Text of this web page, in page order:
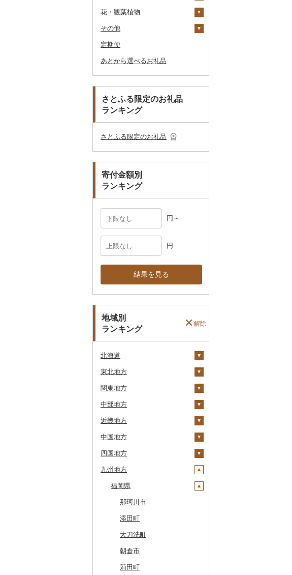
キムチ
その他漬物
肉
魚
ジャム
その他缶詰・瓶詰
乾物
燻製（スモーク）
おせち
その他加工品
オリーブオイル
ごま油
ドレッシング
その他調味料
ケチャップ
こしょう
その他調味料
時計
その他家電
券
GDOふるさとゴルフ
プレークーポン
その他のゴルフプレー
花火大会チケット
カタログギフト
その他家具・インテリ
毛布
タオルケット
その他タオル
ボールペン
ノート・ファイル
その他文房具
食器
グラス・カップ
箸
スプーン・フォーク・
ナイフ
皿・椀
その他食器
キッチン用品
フライパン
鍋
まな板
土鍋
日用品
洗剤
トイレットペーパー
ティッシュ
その他日用品
楽器・器材
本・CD・DVD
おもちゃ・ぬいぐるみ
ご当地キャラクター
ペット用品
その他雑貨
ゴルフウェア
その他ゴルフ
アウトドア・キャンプ
その他スポーツ
その他スポーツ
洗顔
その他スキンケア
石鹸・ボディーソープ
入浴剤
アロマ
プロテイン
その他美容
トートバッグ・ショル
ツケース
その他鞄・バッグ
洋服
女性・レディース
子供・ベビー
その他洋服
和服
靴・履物
靴・シューズ
スリッパ・下駄・草履
その他靴・履物
アクセサリー
ペンダント・ネックレ
ス
ピアス・イヤリング
その他アクセサリー
その他服飾小物
ショール・ストール
マフラー・手袋
織物
本場奄美大島紬
陶器・漆器
唐津焼
備前焼
美濃焼
村上木彫堆朱
その他装飾品・工芸品
数珠
工芸品
播州そろばん
美濃和紙
花・観葉植物
観葉植物・苗木
花
胡蝶蘭
造花・プリザーブドフ
ラワー
その他花
盆栽・その他
その他
地域サービス
その他
定期便
あとから選べるお礼品
さとふる限定のお礼品
ランキング
さとふる限定のお礼品
寄付金額別
ランキング
円～
円
結果を見る
地域別
ランキング
解除
北海道
安平町
八雲町
鹿部町
江差町
白老町
せたな町
旭川市
森町
稚内市
標津町
清里町
北斗市
留萌市
東北地方
青森県
十和田市
大鰐町
南部町
五戸町
藤崎町
六ヶ所村
東北町
三戸町
東通村
黒石市
おいらせ町
岩手県
宮古市
軽米町
岩手町
矢巾町
釜石市
野田村
普代村
一戸町
陸前高田市
紫波町
宮城県
柴田町
色麻町
丸森町
大衡村
加美町
利府町
白石市
登米市
山元町
秋田県
大潟村
横手市
能代市
小坂町
仙北市
井川町
潟上市
三種町
山形県
村山市
尾花沢市
上山市
河北町
酒田市
新庄市
長井市
福島県
天栄村
広野町
鏡石町
須賀川市
小野町
棚倉町
関東地方
茨城県
土浦市
取手市
つくば市
稲敷市
潮来市
五霞町
北茨城市
境町
かすみがうら市
牛久市
栃木県
那須塩原市
市貝町
塩谷町
上三川町
佐野市
真岡市
高根沢町
大田原市
栃木市
群馬県
榛東村
下仁田町
玉村町
安中市
川場村
昭和村
甘楽町
明和町
埼玉県
春日部市
蕨市
戸田市
毛呂山町
久喜市
ふじみ野市
川島町
千葉県
勝浦市
袖ケ浦市
我孫子市
長柄町
芝山町
八千代市
東京都
八王子市
日野市
昭島市
武蔵村山市
葛飾区
神奈川県
南足柄市
松田町
大井町
中井町
中部地方
新潟県
十日町市
弥彦村
阿賀町
出雲崎町
魚沼市
佐渡市
燕市
南魚沼市
関川村
富山県
射水市
氷見市
朝日町
高岡市
魚津市
砺波市
入善町
黒部市
石川県
羽咋市
七尾市
白山市
穴水町
輪島市
中能登町
石川県（県庁）
福井県
美浜町
小浜市
越前町
若狭町
鯖江市
高浜町
山梨県
富士吉田市
甲斐市
山梨市
富士川町
大月市
長野県
高森町
御代田町
飯田市
青木村
岐阜県
養老町
八百津町
池田町
静岡県
下田市
静岡市
愛知県
清須市
近畿地方
三重県
鈴鹿市
伊賀市
木曽岬町
多気町
松阪市
桑名市
志摩市
明和町
滋賀県
長浜市
高島市
草津市
近江八幡市
竜王町
甲賀市
湖南市
京都府
宮津市
伊根町
与謝野町
福知山市
亀岡市
城陽市
大阪府
茨木市
豊能町
枚方市
河内長野市
泉佐野市
兵庫県
上郡町
神河町
小野市
太子町
奈良県
曽爾村
河合町
宇陀市
和歌山県
湯浅町
有田市
中国地方
鳥取県
鳥取県（県庁）
米子市
大山町
琴浦町
日野町
鳥取市
北栄町
島根県
雲南市
海士町
津和野町
飯南町
安来市
知夫村
岡山県
津山市
西粟倉村
久米南町
真庭市
新見市
広島県
安芸太田町
世羅町
大竹市
廿日市市
山口県
柳井市
平生町
山口県（県庁）
四国地方
徳島県
阿波市
牟岐町
那賀町
三好市
鳴門市
藍住町
香川県
高松市
直島町
さぬき市
多度津町
三豊市
愛媛県
今治市
鬼北町
西予市
八幡浜市
高知県
香美市
馬路村
芸西村
九州地方
福岡県
那珂川市
添田町
大刀洗町
朝倉市
苅田町